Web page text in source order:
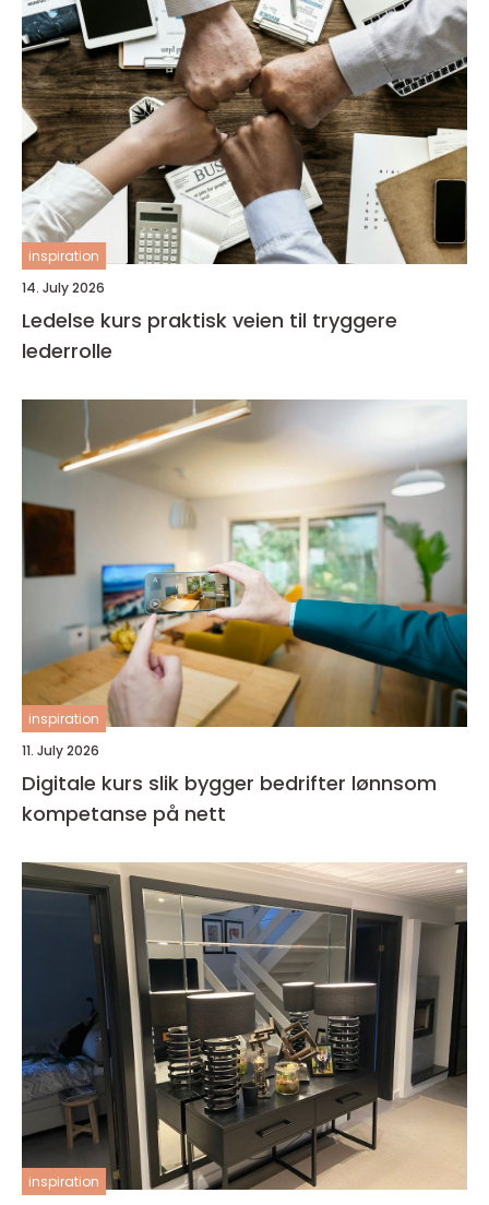
inspiration
14. July 2026
Ledelse kurs praktisk veien til tryggere
lederrolle
inspiration
11. July 2026
Digitale kurs slik bygger bedrifter lønnsom
kompetanse på nett
inspiration